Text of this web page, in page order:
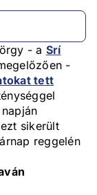
- a Srí
-
tett
sikerült
reggelén